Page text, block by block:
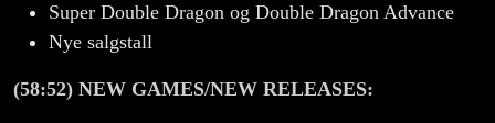
Super Double Dragon og Double Dragon Advance
Nye salgstall
(58:52) NEW GAMES/NEW RELEASES: